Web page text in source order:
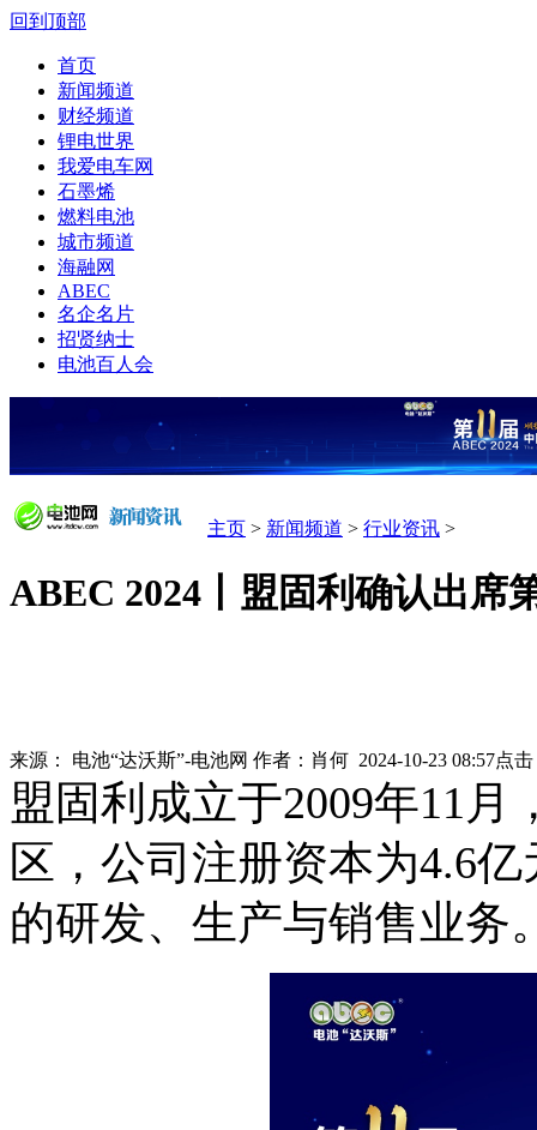
回到顶部
首页
新闻频道
财经频道
锂电世界
我爱电车网
石墨烯
燃料电池
城市频道
海融网
ABEC
名企名片
招贤纳士
电池百人会
主页 > 新闻频道 > 行业资讯 >
ABEC 2024丨盟固利确认出席
来源： 电池“达沃斯”-电池网 作者： 肖何 2024-10-23 08:57点
盟固利成立于2009年11
区，公司注册资本为4.6
的研发、生产与销售业务